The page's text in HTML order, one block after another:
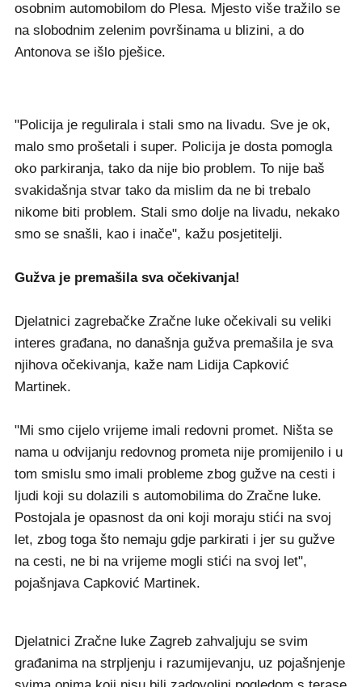
osobnim automobilom do Plesa. Mjesto više tražilo se
na slobodnim zelenim površinama u blizini, a do
Antonova se išlo pješice.
"Policija je regulirala i stali smo na livadu. Sve je ok,
malo smo prošetali i super. Policija je dosta pomogla
oko parkiranja, tako da nije bio problem. To nije baš
svakidašnja stvar tako da mislim da ne bi trebalo
nikome biti problem. Stali smo dolje na livadu, nekako
smo se snašli, kao i inače", kažu posjetitelji.
Gužva je premašila sva očekivanja!
Djelatnici zagrebačke Zračne luke očekivali su veliki
interes građana, no današnja gužva premašila je sva
njihova očekivanja, kaže nam Lidija Capković
Martinek.
"Mi smo cijelo vrijeme imali redovni promet. Ništa se
nama u odvijanju redovnog prometa nije promijenilo i u
tom smislu smo imali probleme zbog gužve na cesti i
ljudi koji su dolazili s automobilima do Zračne luke.
Postojala je opasnost da oni koji moraju stići na svoj
let, zbog toga što nemaju gdje parkirati i jer su gužve
na cesti, ne bi na vrijeme mogli stići na svoj let",
pojašnjava Capković Martinek.
Djelatnici Zračne luke Zagreb zahvaljuju se svim
građanima na strpljenju i razumijevanju, uz pojašnjenje